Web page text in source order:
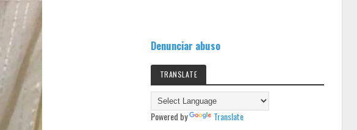
Denunciar abuso
TRANSLATE
Powered by Translate